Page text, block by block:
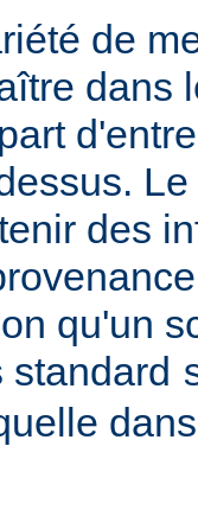
de
dans
des
qu'un